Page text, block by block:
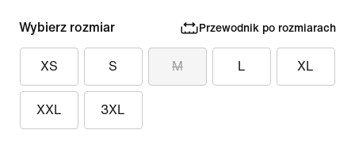
Wybierz rozmiar Przewodnik po rozmiarach
XS S M L XL
XXL 3XL